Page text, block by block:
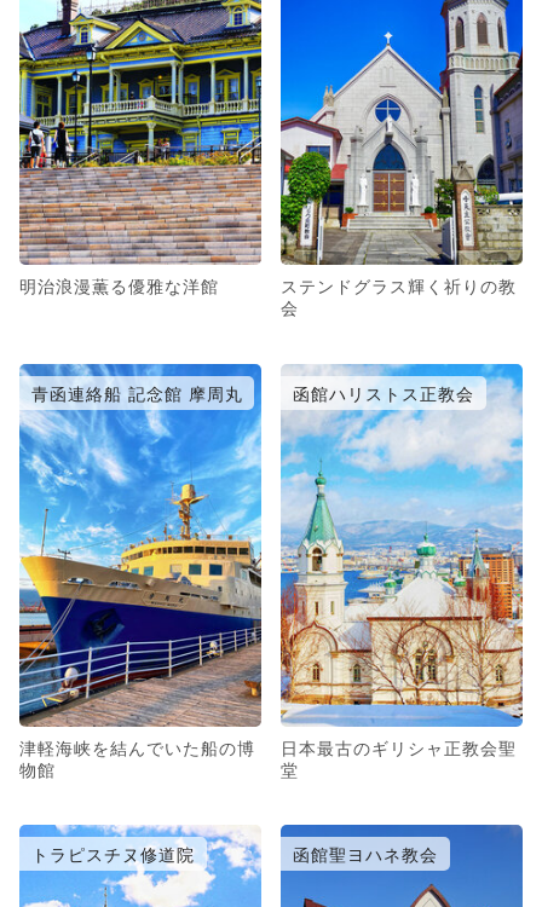
明治浪漫薫る優雅な洋館
ステンドグラス輝く祈りの教
会
青函連絡船 記念館 摩周丸
津軽海峡を結んでいた船の博
物館
函館ハリストス正教会
日本最古のギリシャ正教会聖
堂
トラピスチヌ修道院 函館聖ヨハネ教会